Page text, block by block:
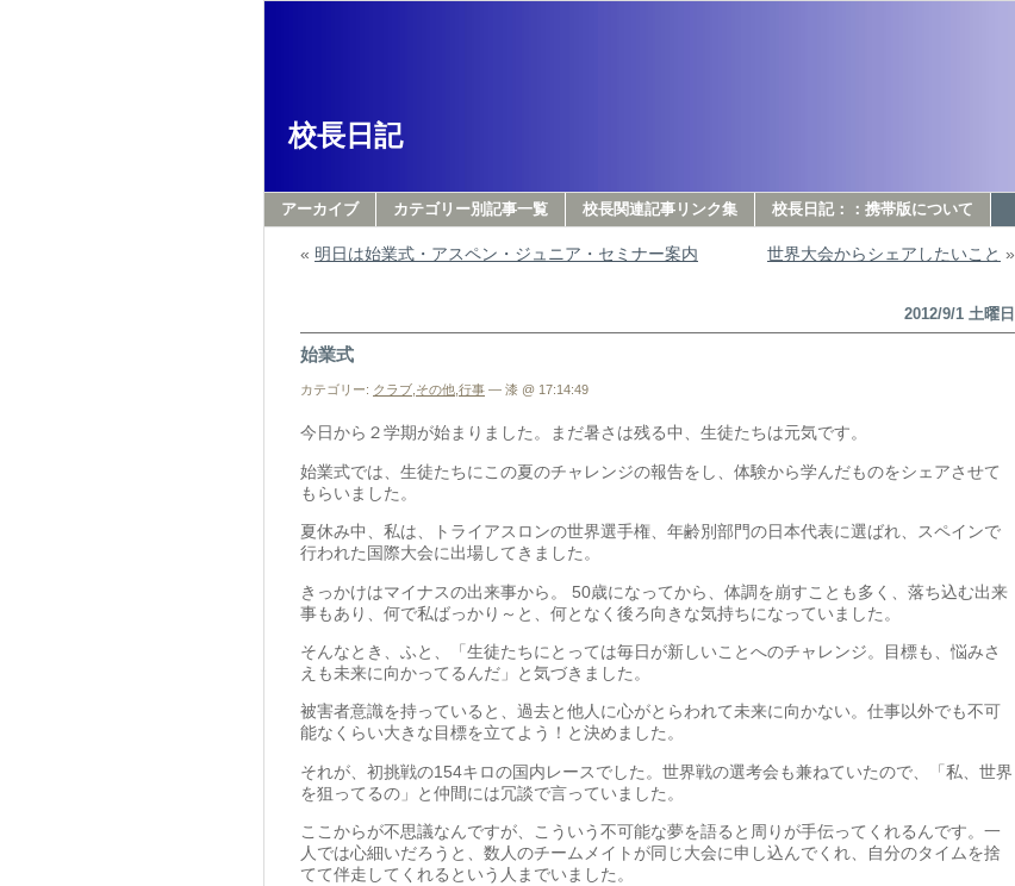
校長日記
アーカイブ カテゴリー別記事一覧 校長関連記事リンク集 校長日記：：携帯版について
« 明日は始業式・アスペン・ジュニア・セミナー案内 世界大会からシェアしたいこと »
2012/9/1 土曜日
始業式
カテゴリー: クラブ その他 行事 — 漆 @ 17:14:49
今日から２学期が始まりました。まだ暑さは残る中、生徒たちは元気です。
始業式では、生徒たちにこの夏のチャレンジの報告をし、体験から学んだものをシェアさせて
もらいました。
夏休み中、私は、トライアスロンの世界選手権、年齢別部門の日本代表に選ばれ、スペインで
行われた国際大会に出場してきました。
きっかけはマイナスの出来事から。 50歳になってから、体調を崩すことも多く、落ち込む出来
事もあり、何で私ばっかり～と、何となく後ろ向きな気持ちになっていました。
そんなとき、ふと、「生徒たちにとっては毎日が新しいことへのチャレンジ。目標も、悩みさ
えも未来に向かってるんだ」と気づきました。
被害者意識を持っていると、過去と他人に心がとらわれて未来に向かない。仕事以外でも不可
能なくらい大きな目標を立てよう！と決めました。
それが、初挑戦の154キロの国内レースでした。世界戦の選考会も兼ねていたので、「私、世界
を狙ってるの」と仲間には冗談で言っていました。
ここからが不思議なんですが、こういう不可能な夢を語ると周りが手伝ってくれるんです。一
人では心細いだろうと、数人のチームメイトが同じ大会に申し込んでくれ、自分のタイムを捨
てて伴走してくれるという人までいました。